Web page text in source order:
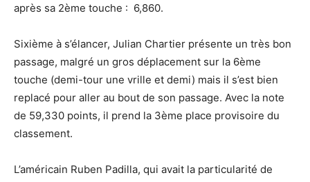
après sa 2ème touche : 6,860.
Sixième à s’élancer, Julian Chartier présente un très bon
passage, malgré un gros déplacement sur la 6ème
touche (demi-tour une vrille et demi) mais il s’est bien
replacé pour aller au bout de son passage. Avec la note
de 59,330 points, il prend la 3ème place provisoire du
classement.
L’américain Ruben Padilla, qui avait la particularité de